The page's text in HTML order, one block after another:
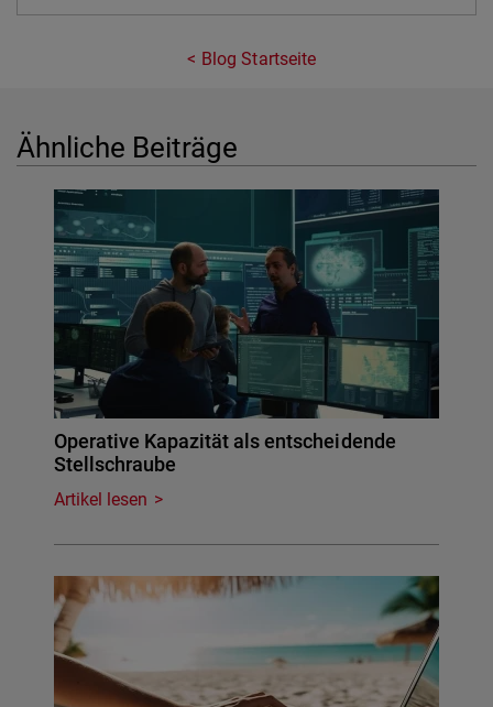
Blog Startseite
Ähnliche Beiträge
Operative Kapazität als entscheidende
Stellschraube
Artikel lesen